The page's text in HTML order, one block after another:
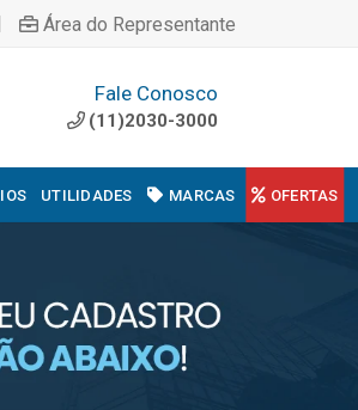
Área do Representante
Fale Conosco
(11)2030-3000
UTILIDADES MARCAS OFERTAS